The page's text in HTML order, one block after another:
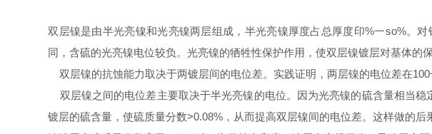
双层镍是由半光亮镍和光亮镍两层组成，半光亮镍厚度占总厚度印%一so%。对
同，含硫的光亮镍电位较负。光亮镍的牺牲性保护作用，使双层镍镀层对基体的
双层镍的抗蚀能力取决于两镀层间的电位差。实践证明，两层镍的电位差在100
双层镍之间的电位差主要取决于半光亮镍的电位。因为光亮镍的硫含量相当
镀层的硫含量，使硫质量分数>0.08% ，从而提高双层镍间的电位差。这样做的后